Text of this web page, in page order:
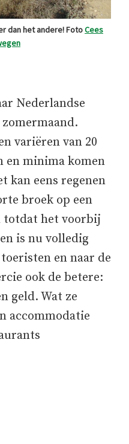
dan het andere! FotoCees
Nederlandse
variëren van 20
en minima komen
kan eens regenen
broek op een
totdat het voorbij
is nu volledig
en naar de
ook de betere:
geld. Wat ze
accommodatie